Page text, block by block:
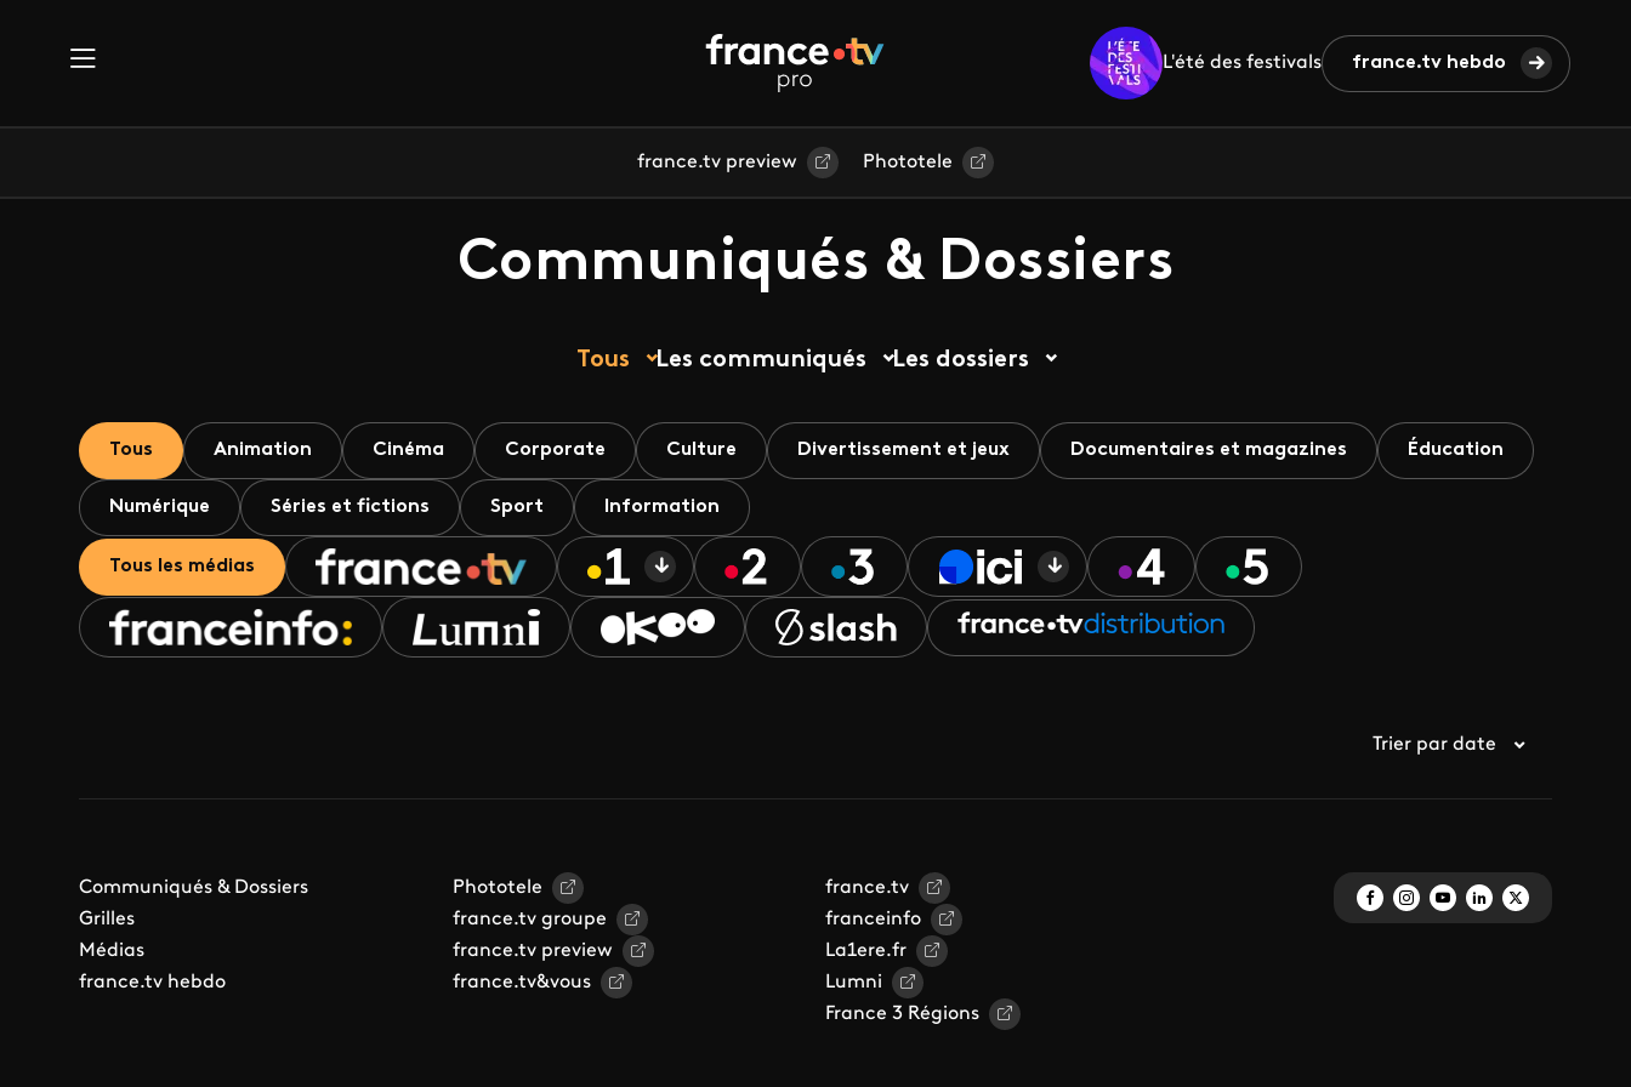
L'été des festivals france.tv hebdo
france.tv preview Phototele
Communiqués & Dossiers
Tous Les communiqués Les dossiers
Tous Animation Cinéma Corporate Culture Divertissement et jeux Documentaires et magazines Éducation
Numérique Séries et fictions Sport Information
Tous les médias
Trier par date
Communiqués & Dossiers
Grilles
Médias
france.tv hebdo
Phototele
france.tv groupe
france.tv preview
france.tv&vous
france.tv
franceinfo
La1ere.fr
Lumni
France 3 Régions